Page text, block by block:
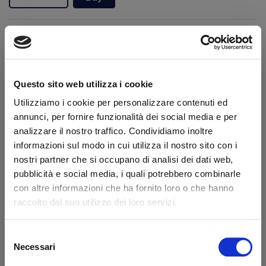
Questo sito web utilizza i cookie
Utilizziamo i cookie per personalizzare contenuti ed
annunci, per fornire funzionalità dei social media e per
analizzare il nostro traffico. Condividiamo inoltre
informazioni sul modo in cui utilizza il nostro sito con i
nostri partner che si occupano di analisi dei dati web,
pubblicità e social media, i quali potrebbero combinarle
con altre informazioni che ha fornito loro o che hanno
raccolto dal suo utilizzo dei loro servizi.
delNecessari
Availability:
Brand:
Do you have a VAT number?
Features Compatible sides
Diameter 1 (mm) 70.0
What they say about us